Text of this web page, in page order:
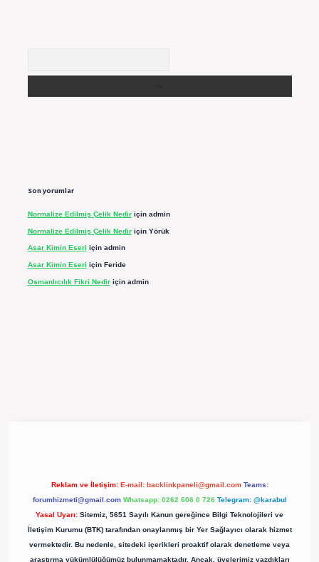
Son yorumlar
Normalize Edilmiş Çelik Nediriçin admin
Normalize Edilmiş Çelik Nediriçin Yörük
Asar Kimin Eseri için admin
Asar Kimin Eseri için Feride
Osmanlıcılık Fikri Nediriçin admin
Reklam ve İletişim: E-mail: backlinkpaneli@gmail.com Teams:
forumhizmeti@gmail.com Whatsapp: 0262 606 0 726 Telegram: @karabul
Yasal Uyarı: Sitemiz, 5651 Sayılı Kanun gereğince Bilgi Teknolojileri ve
İletişim Kurumu (BTK) tarafından onaylanmış bir Yer Sağlayıcı olarak hizmet
vermektedir. Bu nedenle, sitedeki içerikleri proaktif olarak denetleme veya
araştırma yükümlülüğümüz bulunmamaktadır. Ancak, üyelerimiz yazdıkları